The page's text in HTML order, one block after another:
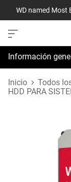
WD named Most
Información
Especificaciones
Inicio Todos
HDD PARA